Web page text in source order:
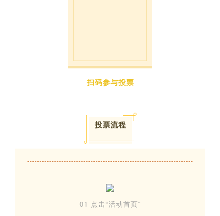
扫码参与投票
投票流程
01 点击“活动首页”